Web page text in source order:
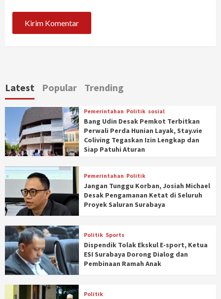
Latest Popular Trending
Pemerintahan Politik sosial
Bang Udin Desak Pemkot Terbitkan
Perwali Perda Hunian Layak, Stay.vie
Coliving Tegaskan Izin Lengkap dan
Siap Patuhi Aturan
Pemerintahan Politik
Jangan Tunggu Korban, Josiah Michael
Desak Pengamanan Ketat di Seluruh
Proyek Saluran Surabaya
Politik Sports
Dispendik Tolak Ekskul E-sport, Ketua
ESI Surabaya Dorong Dialog dan
Pembinaan Ramah Anak
Politik